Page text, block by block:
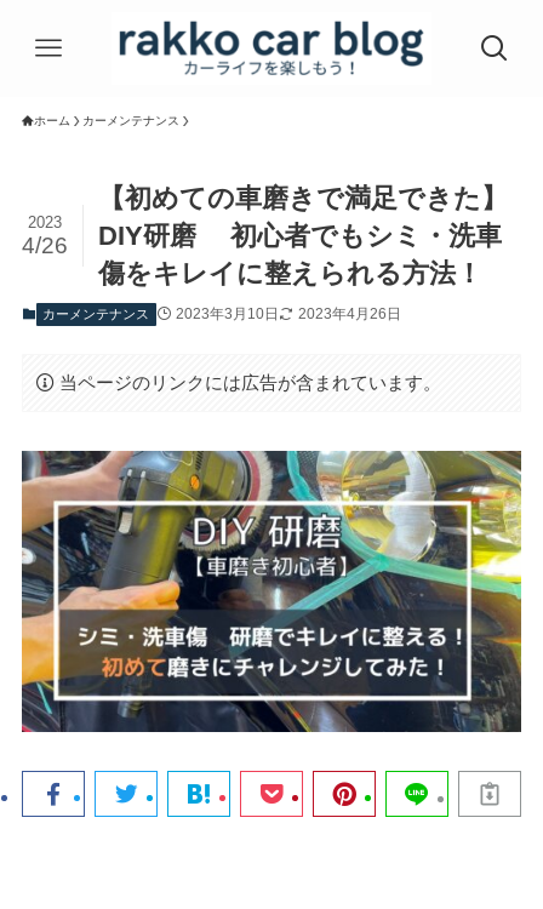
ホーム カーメンテナンス
【初めての車磨きで満足できた】
DIY研磨 初心者でもシミ・洗車
傷をキレイに整えられる方法！
2023
4/26
カーメンテナンス 2023年3月10日 2023年4月26日
当ページのリンクには広告が含まれています。